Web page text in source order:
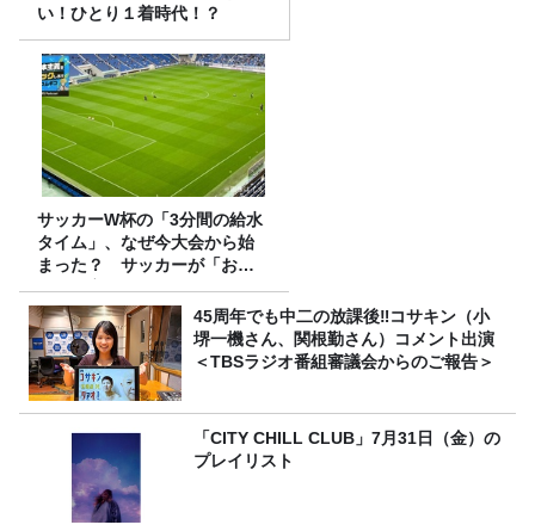
い！ひとり１着時代！？
サッカーW杯の「3分間の給水
タイム」、なぜ今大会から始
まった？ サッカーが「お
金」に変わる仕組み
45周年でも中二の放課後‼コサキン（小
堺一機さん、関根勤さん）コメント出演
＜TBSラジオ番組審議会からのご報告＞
「CITY CHILL CLUB」7月31日（金）の
プレイリスト